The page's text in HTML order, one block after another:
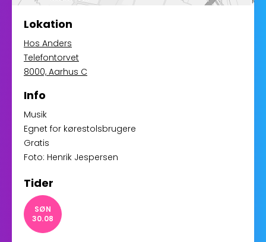
Lokation
Hos Anders
Telefontorvet
8000, Aarhus C
Info
Musik
Egnet for kørestolsbrugere
Gratis
Foto: Henrik Jespersen
Tider
SØN
30.08